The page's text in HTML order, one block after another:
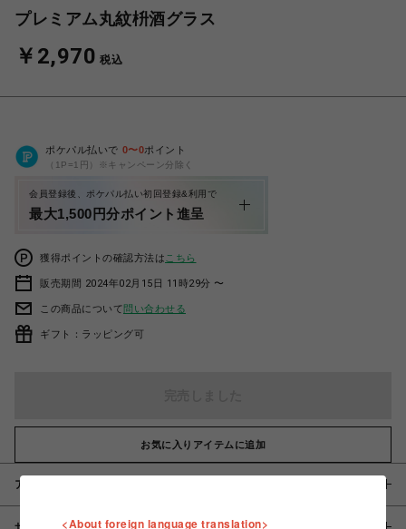
プレミアム丸紋枡酒グラス
￥2,970 税込
ポケパル払いで 0〜0ポイント
（1P=1円）※キャンペーン分除く
会員登録後、ポケパル払い初回登録&利用で
最大1,500円分ポイント進呈
獲得ポイントの確認方法は こちら
販売期間 2024年02月15日 11時29分 〜
この商品について問い合わせる
ギフト：ラッピング可
お気に入りアイテムに追加
アイテム説明 / 素材
<About foreign language translation>